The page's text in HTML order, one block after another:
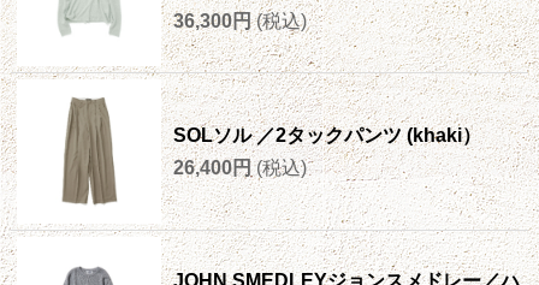
36,300円 (税込)
SOLソル ／2タックパンツ (khaki）
26,400円 (税込)
JOHN SMEDLEYジョンスメドレー／ハ